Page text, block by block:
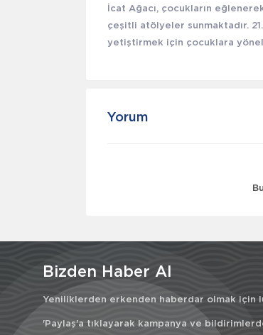
İcat Ağacı, çocukların
çeşitli atölyeler sunmaktadır.
yetiştirmek için çocuklara
Yorum
Bizden Haber Al
Yeniliklerden erkenden haberdar olmak için
'Paylaş'a tıklayarak kampanya ve